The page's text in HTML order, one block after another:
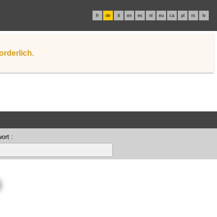
fr de it en es nl eu ca pl rs lv
: